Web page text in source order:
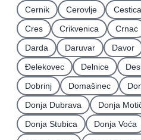
Cernik
Cerovlje Cestica
Cres
Crikvenica Crnac
Darda
Daruvar Davor
Ðelekovec
Delnice
Dobrinj
Domašinec
Donja Dubrava
Donja
Donja Stubica
Donja Voća